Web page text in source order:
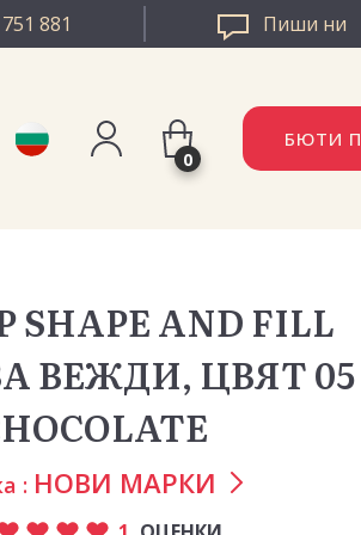
881 Пиши ни
ЕВРОПА
0
БЮТИ
SHAPE AND FILL
ВЕЖДИ, ЦВЯТ 05
: НОВИ МАРКИ